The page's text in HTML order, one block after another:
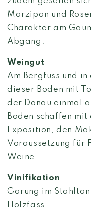
Marzipan und
Charakter am
Abgang.
Weingut
Am Bergfuss und
dieser Böden mit
der Donau einmal
Böden schaffen
Exposition, den
Voraussetzung für
Weine.
Vinifikation
Gärung im
Holzfass.